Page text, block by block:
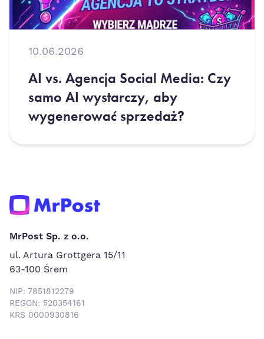
10.06.2026
AI vs. Agencja Social Media: Czy
samo AI wystarczy, aby
wygenerować sprzedaż?
MrPost Sp. z o.o.
ul. Artura Grottgera 15/11
63-100 Śrem
NIP: 7851812279
REGON: 520354161
KRS 0000930816